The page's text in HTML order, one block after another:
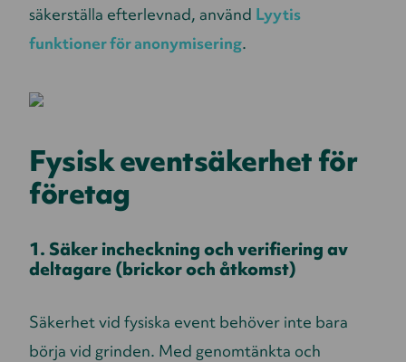
säkerställa efterlevnad, använd Lyytis
funktioner för anonymisering.
Fysisk eventsäkerhet för
företag
1. Säker incheckning och verifiering av
deltagare (brickor och åtkomst)
Säkerhet vid fysiska event behöver inte bara
börja vid grinden. Med genomtänkta och